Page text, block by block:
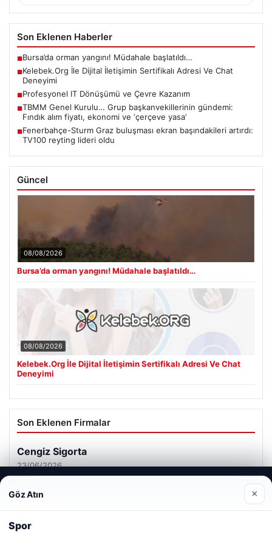
Son Eklenen Haberler
■Bursa’da orman yangını! Müdahale başlatıldı…
■Kelebek.Org İle Dijital İletişimin Sertifikalı Adresi Ve Chat
Deneyimi
■Profesyonel IT Dönüşümü ve Çevre Kazanım
■TBMM Genel Kurulu… Grup başkanvekillerinin gündemi:
Fındık alım fiyatı, ekonomi ve ‘çerçeve yasa’
■Fenerbahçe-Sturm Graz buluşması ekran başındakileri artırdı:
TV100 reyting lideri oldu
Güncel
08/08/2026
Bursa’da orman yangını! Müdahale başlatıldı…
08/08/2026
Kelebek.Org İle Dijital İletişimin Sertifikalı Adresi Ve Chat
Deneyimi
Son Eklenen Firmalar
deneyiminizi kişiselleştirmek ve geliştirmek amacıyla çerezler
kullanıyoruz.Çerez Politikamız
Reddet
Göz Atın ×
Spor